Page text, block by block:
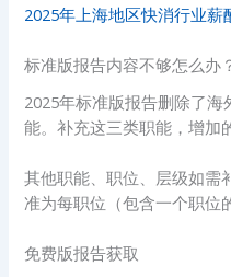
2025年上海地区快消行业薪
标准版报告内容不够怎么办
2025年标准版报告删除了
能。补充这三类职能，增加
其他职能、职位、层级如需
准为每职位（包含一个职位
免费版报告获取